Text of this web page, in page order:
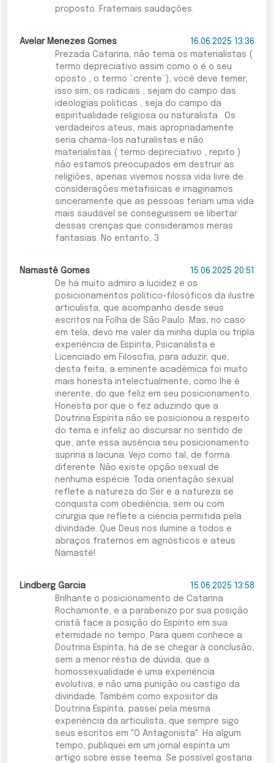
proposto. Fraternais saudações.
Avelar Menezes Gomes
16.06.2025 13:36
Prezada Catarina, não tema os materialistas (
termo depreciativo assim como o é o seu
oposto , o termo “crente”), você deve temer,
isso sim, os radicais , sejam do campo das
ideologias politicas , seja do campo da
espiritualidade religiosa ou naturalista . Os
verdadeiros ateus, mais apropriadamente
seria chama-los naturalistas e não
materialistas ( termo depreciativo , repito )
não estamos preocupados em destruir as
religiões, apenas vivemos nossa vida livre de
considerações metafisicas e imaginamos
sinceramente que as pessoas teriam uma vida
mais saudável se conseguissem se libertar
dessas crenças que consideramos meras
fantasias. No entanto, 3
Namastê Gomes
15.06.2025 20:51
De há muito admiro a lucidez e os
posicionamentos político-filosóficos da ilustre
articulista, que acompanho desde seus
escritos na Folha de São Paulo. Mas, no caso
em tela, devo me valer da minha dupla ou tripla
experiência de Espírita, Psicanalista e
Licenciado em Filosofia, para aduzir, que,
desta feita, a eminente acadêmica foi muito
mais honesta intelectualmente, como lhe é
inerente, do que feliz em seu posicionamento.
Honesta por que o fez aduzindo que a
Doutrina Espírita não se posicionou a respeito
do tema e infeliz ao discursar no sentido de
que, ante essa ausência seu posicionamento
supriria a lacuna. Vejo como tal, de forma
diferente. Não existe opção sexual de
nenhuma espécie. Toda orientação sexual
reflete a natureza do Ser e a natureza se
conquista com obediência, sem ou com
cirurgia que reflete a ciência permitida pela
divindade. Que Deus nos ilumine a todos e
abraços fraternos em agnósticos e ateus
Namastê!
Lindberg Garcia
15.06.2025 13:58
Brilhante o posicionamento de Catarina
Rochamonte, e a parabenizo por sua posição
cristã face a posição do Espírito em sua
eternidade no tempo. Para quem conhece a
Doutrina Espírita, há de se chegar à conclusão,
sem a menor réstia de dúvida, que a
homossexualidade é uma experiência
evolutiva, e não uma punição ou castigo da
divindade. Também como expositor da
Doutrina Espírita, passei pela mesma
experiência da articulista, que sempre sigo
seus escritos em "O Antagonista". Ha algum
tempo, publiquei em um jornal espírita um
artigo sobre esse teema. Se possível gostaria